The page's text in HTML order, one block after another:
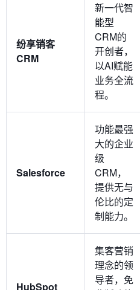
纷享销客
CRM
新一代智
能型
CRM的
开创者，
以AI赋能
业务全流
程。
Salesforce
功能最强
大的企业
级
CRM，
提供无与
伦比的定
制能力。
HubSpot
集客营销
理念的领
导者，免